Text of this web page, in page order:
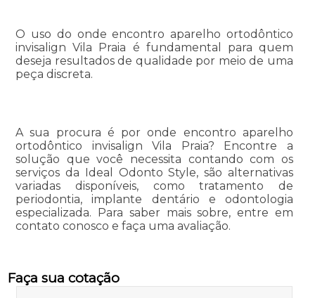
O uso do onde encontro aparelho ortodôntico
invisalign Vila Praia é fundamental para quem
deseja resultados de qualidade por meio de uma
peça discreta.
A sua procura é por onde encontro aparelho
ortodôntico invisalign Vila Praia? Encontre a
solução que você necessita contando com os
serviços da Ideal Odonto Style, são alternativas
variadas disponíveis, como tratamento de
periodontia, implante dentário e odontologia
especializada. Para saber mais sobre, entre em
contato conosco e faça uma avaliação.
Faça sua cotação